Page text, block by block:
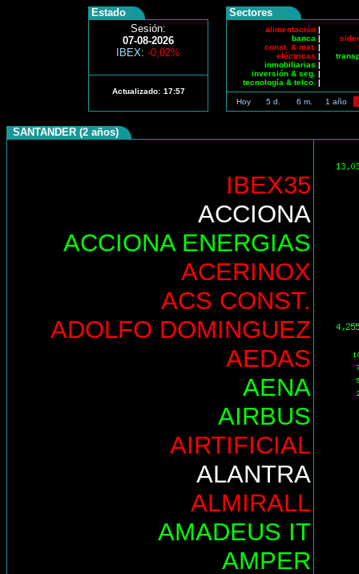
Estado
Sesión:
07-08-2026
IBEX: -0,02%
Actualizado: 17:57
Sectores
alimentación |
banca |
const. & mat. |
eléctricas |
inmobiliarias |
inversión & seg. |
tecnología & telco. |
Hoy 5 d. 6 m. 1 año
SANTANDER (2 años)
IBEX35
ACCIONA
ACCIONA ENERGIAS
ACERINOX
ACS CONST.
ADOLFO DOMINGUEZ
AEDAS
AENA
AIRBUS
AIRTIFICIAL
ALANTRA
ALMIRALL
AMADEUS IT
AMPER